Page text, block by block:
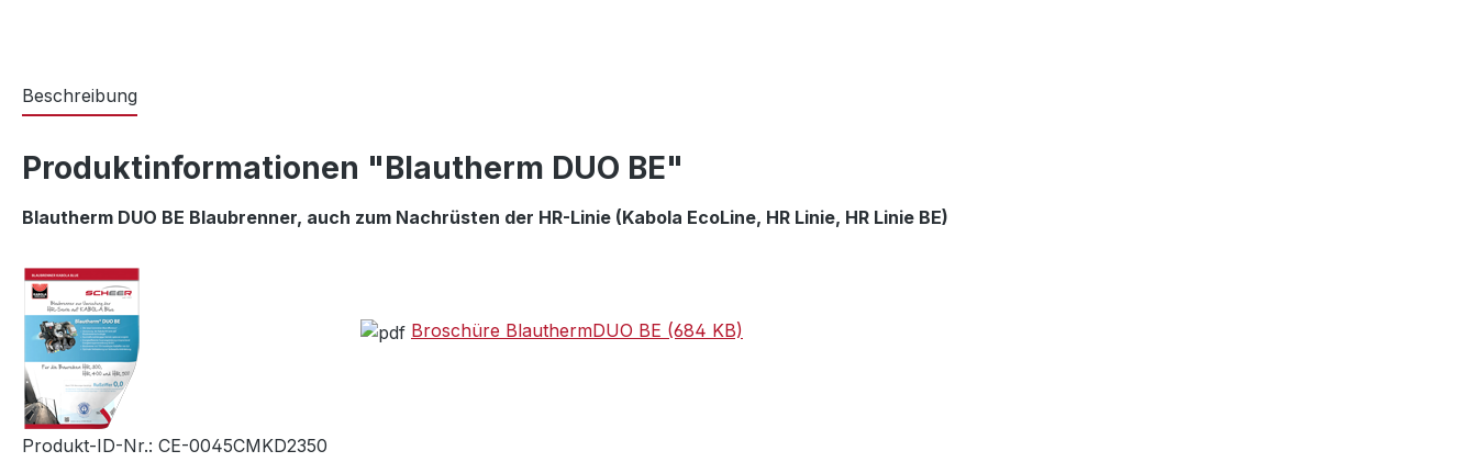
Beschreibung
Produktinformationen "Blautherm DUO BE"
Blautherm DUO BE Blaubrenner, auch zum Nachrüsten der HR-Linie (Kabola EcoLine, HR Linie, HR Linie BE)
Broschüre BlauthermDUO BE (684 KB)
Produkt-ID-Nr.: CE-0045CMKD2350